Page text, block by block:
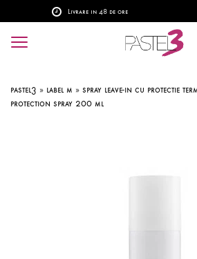
Livrare in 48 de ore
pastel3 » label m » spray leave-in cu protectie
protection spray 200 ml